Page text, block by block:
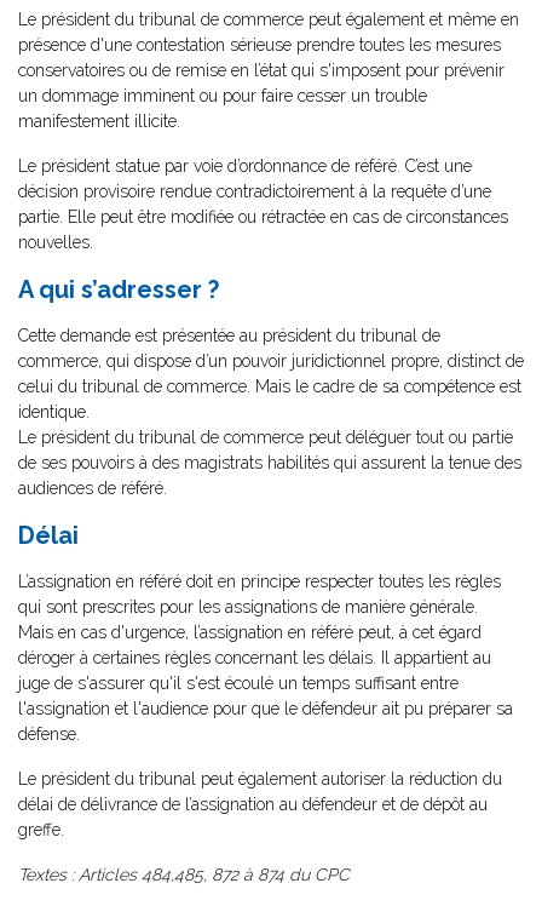
Le président du tribunal de commerce peut également et même en
présence d'une contestation sérieuse prendre toutes les mesures
conservatoires ou de remise en l’état qui s'imposent pour prévenir
un dommage imminent ou pour faire cesser un trouble
manifestement illicite.
Le président statue par voie d’ordonnance de référé. C’est une
décision provisoire rendue contradictoirement à la requête d’une
partie. Elle peut être modifiée ou rétractée en cas de circonstances
nouvelles.
A qui s’adresser ?
Cette demande est présentée au président du tribunal de
commerce, qui dispose d’un pouvoir juridictionnel propre, distinct de
celui du tribunal de commerce. Mais le cadre de sa compétence est
identique.
Le président du tribunal de commerce peut déléguer tout ou partie
de ses pouvoirs à des magistrats habilités qui assurent la tenue des
audiences de référé.
Délai
L’assignation en référé doit en principe respecter toutes les règles
qui sont prescrites pour les assignations de manière générale.
Mais en cas d'urgence, l’assignation en référé peut, à cet égard
déroger à certaines règles concernant les délais. Il appartient au
juge de s'assurer qu'il s'est écoulé un temps suffisant entre
l'assignation et l'audience pour que le défendeur ait pu préparer sa
défense.
Le président du tribunal peut également autoriser la réduction du
délai de délivrance de l’assignation au défendeur et de dépôt au
greffe.
Textes : Articles 484,485, 872 à 874 du CPC